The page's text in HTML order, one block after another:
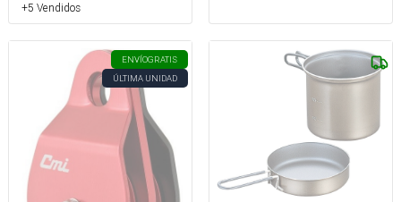
+5 Vendidos
ENVÍOGRATIS
ÚLTIMA UNIDAD